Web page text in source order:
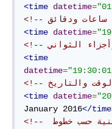
<time datetime=
<time datetime=
<time
datetime=
<time datetime=
January 2016</
<!-- الوقت والتاريخ مع إزاحة زمنية حسب خطوط